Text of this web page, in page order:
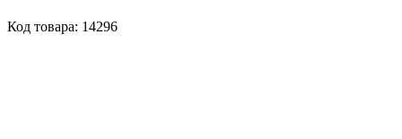
Код товара: 14296